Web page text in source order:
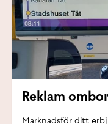
Reklam
Marknadsför ditt